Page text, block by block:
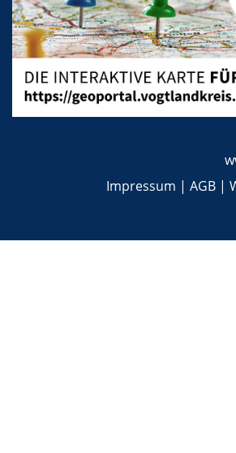
Impressum | AGB |